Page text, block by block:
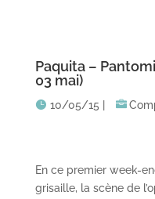
Paquita –
03 mai)
10/05/15
En ce premier week-
grisaille, la scène de